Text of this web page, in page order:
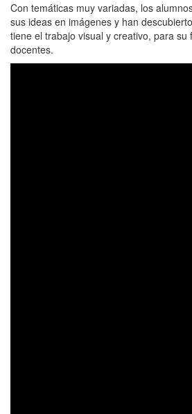
Con temáticas muy variadas, los
sus ideas en imágenes y han
tiene el trabajo visual y creativo, para su
docentes.